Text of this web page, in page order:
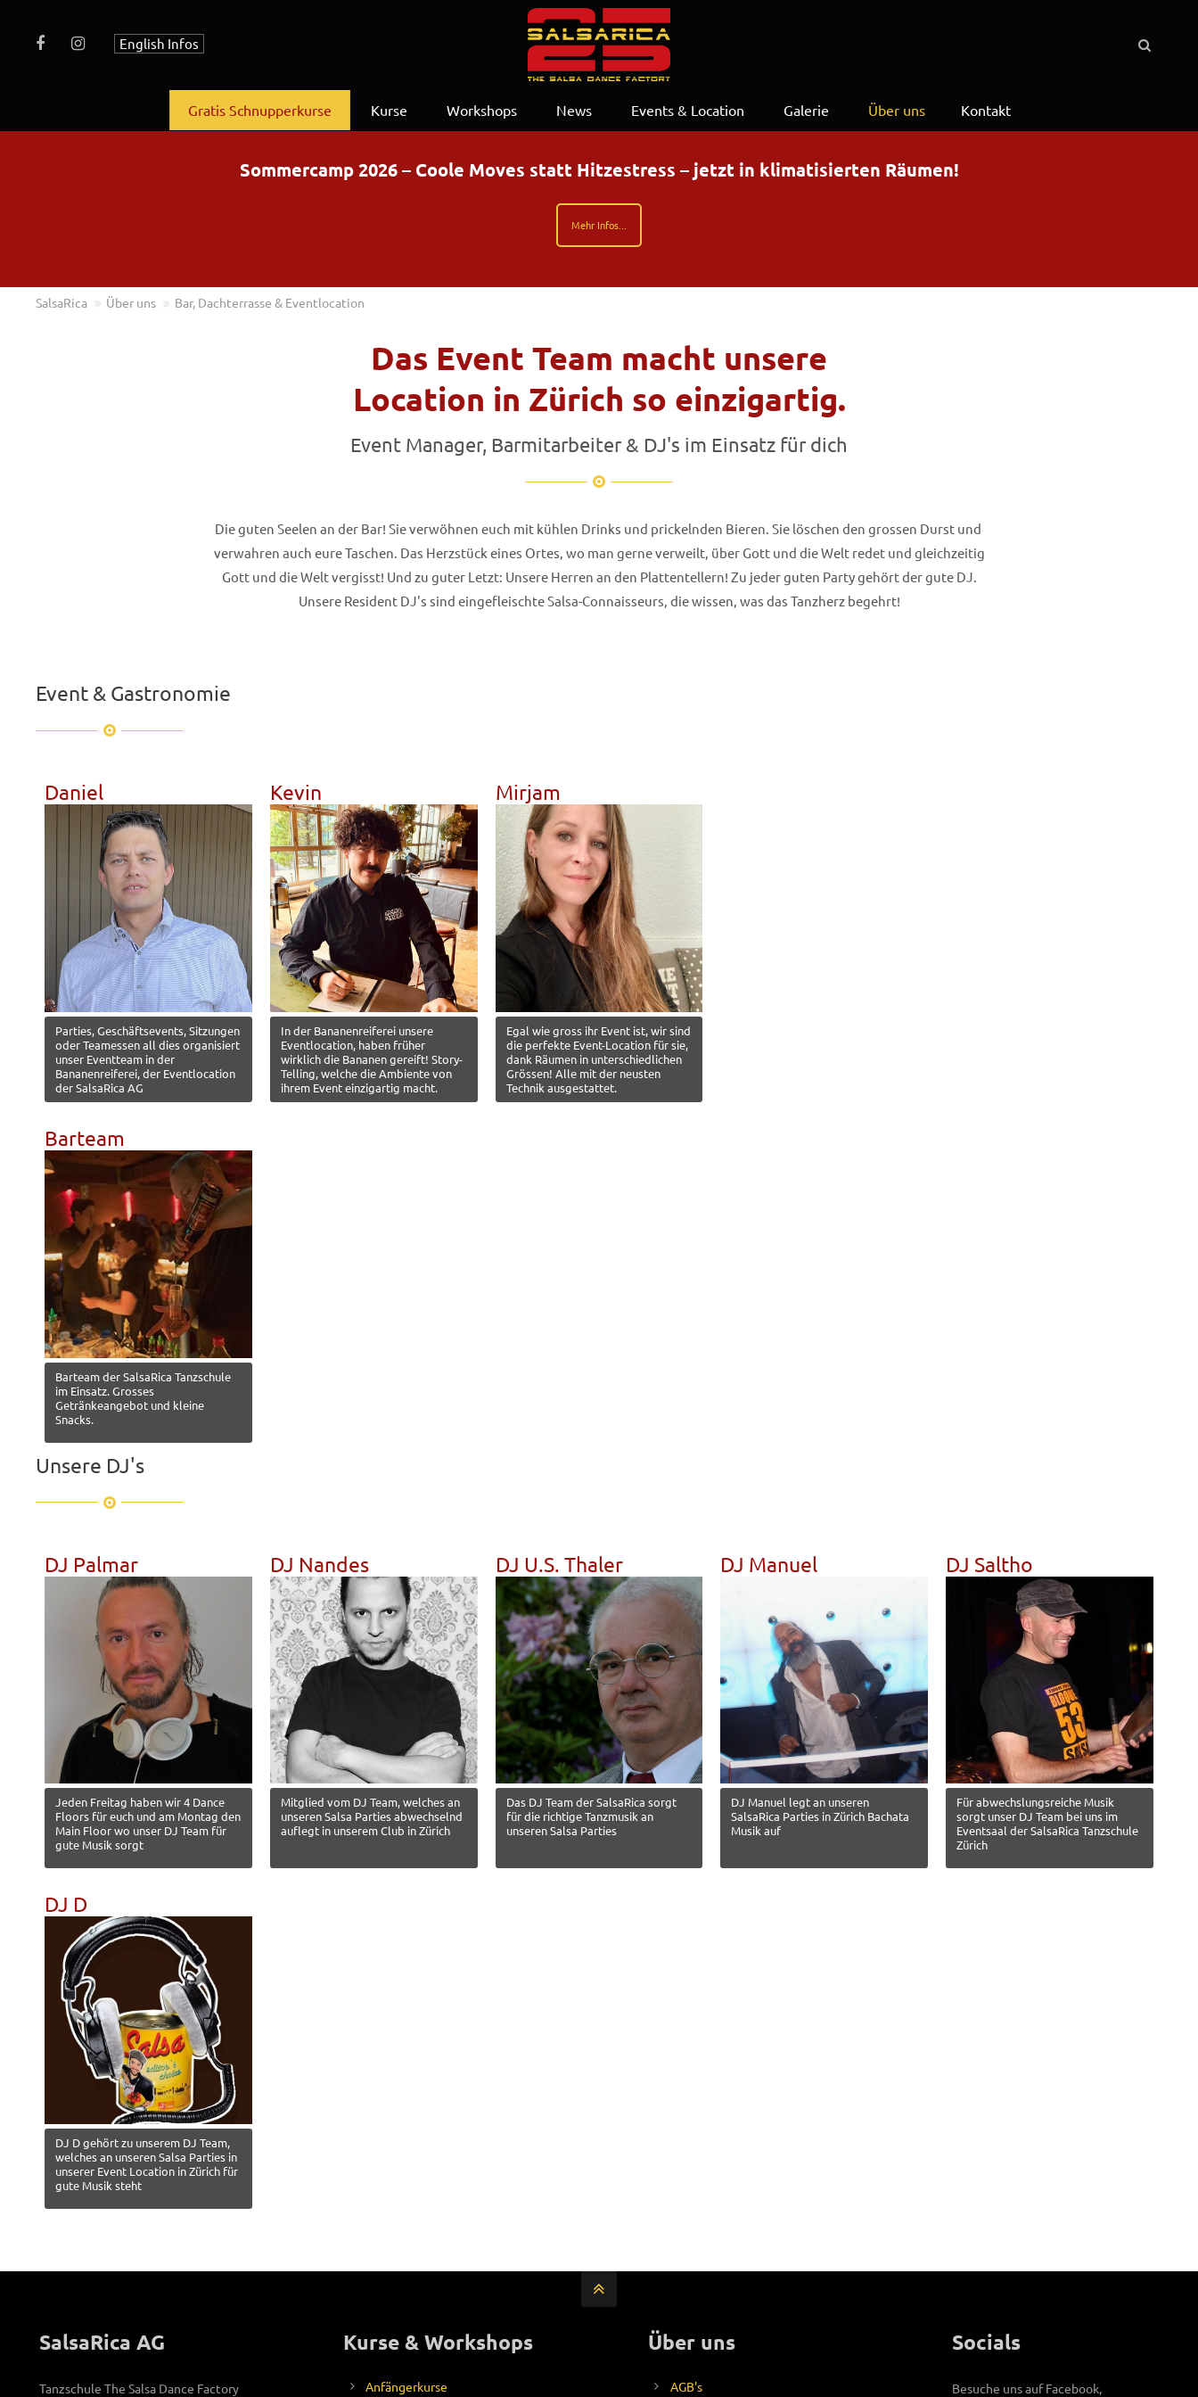
English Infos
Gratis Schnupperkurse Kurse Workshops News Events & Location Galerie Über uns Kontakt
Sommercamp 2026 – Coole Moves statt Hitzestress – jetzt in klimatisierten Räumen!
Mehr Infos...
SalsaRica Über uns Bar, Dachterrasse & Eventlocation
Das Event Team macht unsere
Location in Zürich so einzigartig.
Event Manager, Barmitarbeiter & DJ's im Einsatz für dich
Die guten Seelen an der Bar! Sie verwöhnen euch mit kühlen Drinks und prickelnden Bieren. Sie löschen den grossen Durst und
verwahren auch eure Taschen. Das Herzstück eines Ortes, wo man gerne verweilt, über Gott und die Welt redet und gleichzeitig
Gott und die Welt vergisst! Und zu guter Letzt: Unsere Herren an den Plattentellern! Zu jeder guten Party gehört der gute DJ.
Unsere Resident DJ's sind eingefleischte Salsa-Connaisseurs, die wissen, was das Tanzherz begehrt!
Event & Gastronomie
Daniel
Parties, Geschäftsevents, Sitzungen
oder Teamessen all dies organisiert
unser Eventteam in der
Bananenreiferei, der Eventlocation
der SalsaRica AG
Barteam
Barteam der SalsaRica Tanzschule
im Einsatz. Grosses
Getränkeangebot und kleine
Snacks.
Kevin
In der Bananenreiferei unsere
Eventlocation, haben früher
wirklich die Bananen gereift! Story-
Telling, welche die Ambiente von
ihrem Event einzigartig macht.
Mirjam
Egal wie gross ihr Event ist, wir sind
die perfekte Event-Location für sie,
dank Räumen in unterschiedlichen
Grössen! Alle mit der neusten
Technik ausgestattet.
Unsere DJ's
DJ Palmar
Jeden Freitag haben wir 4 Dance
Floors für euch und am Montag den
Main Floor wo unser DJ Team für
gute Musik sorgt
DJ D
DJ D gehört zu unserem DJ Team,
welches an unseren Salsa Parties in
unserer Event Location in Zürich für
gute Musik steht
DJ Nandes
Mitglied vom DJ Team, welches an
unseren Salsa Parties abwechselnd
auflegt in unserem Club in Zürich
DJ U.S. Thaler
Das DJ Team der SalsaRica sorgt
für die richtige Tanzmusik an
unseren Salsa Parties
DJ Manuel
DJ Manuel legt an unseren
SalsaRica Parties in Zürich Bachata
Musik auf
DJ Saltho
Für abwechslungsreiche Musik
sorgt unser DJ Team bei uns im
Eventsaal der SalsaRica Tanzschule
Zürich
SalsaRica AG
Tanzschule The Salsa Dance Factory
Kurse & Workshops
Anfängerkurse
Über uns
AGB's
Socials
Besuche uns auf Facebook,